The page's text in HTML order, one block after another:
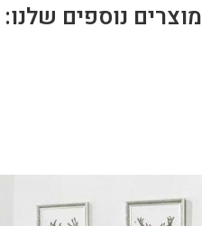
מוצרים נוספים שלנו: